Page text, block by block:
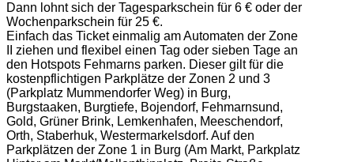
Dann lohnt sich der Tagesparkschein für 6 € oder der
Wochenparkschein für 25 €.
Einfach das Ticket einmalig am Automaten der Zone
II ziehen und flexibel einen Tag oder sieben Tage an
den Hotspots Fehmarns parken. Dieser gilt für die
kostenpflichtigen Parkplätze der Zonen 2 und 3
(Parkplatz Mummendorfer Weg) in Burg,
Burgstaaken, Burgtiefe, Bojendorf, Fehmarnsund,
Gold, Grüner Brink, Lemkenhafen, Meeschendorf,
Orth, Staberhuk, Westermarkelsdorf. Auf den
Parkplätzen der Zone 1 in Burg (Am Markt, Parkplatz